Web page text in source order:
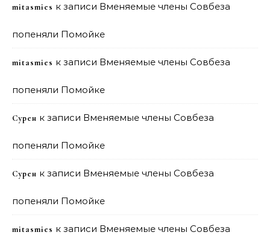
mitasmies к записи Вменяемые члены Совбеза
попеняли Помойке
mitasmies к записи Вменяемые члены Совбеза
попеняли Помойке
Сурен к записи Вменяемые члены Совбеза
попеняли Помойке
Сурен к записи Вменяемые члены Совбеза
попеняли Помойке
mitasmies к записи Вменяемые члены Совбеза